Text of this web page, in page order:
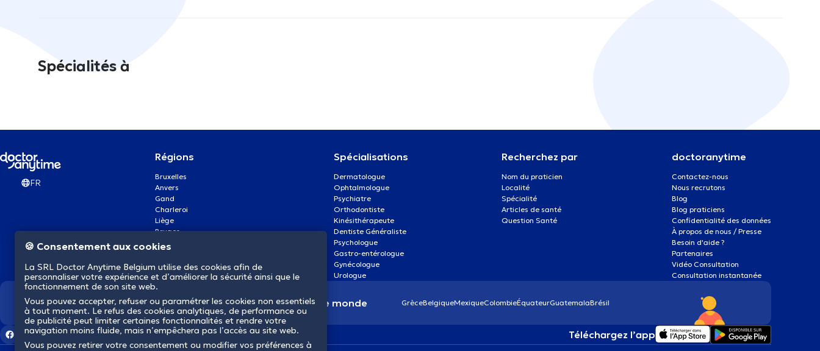
Spécialités à
FR
Régions
Bruxelles
Anvers
Gand
Charleroi
Liège
Bruges
Namur
Mons
Aalst Flandre-Orientale
Spécialisations
Dermatologue
Ophtalmologue
Psychiatre
Orthodontiste
Kinésithérapeute
Dentiste Généraliste
Psychologue
Gastro-entérologue
Gynécologue
Urologue
Recherchez par
Nom du praticien
Localité
Spécialité
Articles de santé
Question Santé
doctoranytime
Contactez-nous
Nous recrutons
Blog
Blog praticiens
Confidentialité des données
À propos de nous / Presse
Besoin d'aide ?
Partenaires
Vidéo Consultation
Consultation instantanée
Nous révolutionnons la santé dans le monde GrèceBelgiqueMexiqueColombieÉquateurGuatemalaBrésil
Téléchargez l’app
🍪 Consentement aux cookies
La SRL Doctor Anytime Belgium utilise des cookies afin de
personnaliser votre expérience et d’améliorer la sécurité ainsi que le
fonctionnement de son site web.
Vous pouvez accepter, refuser ou paramétrer les cookies non essentiels
à tout moment. Le refus des cookies analytiques, de performance ou
de publicité peut limiter certaines fonctionnalités et rendre votre
navigation moins fluide, mais n’empêchera pas l’accès au site web.
Vous pouvez retirer votre consentement ou modifier vos préférences à